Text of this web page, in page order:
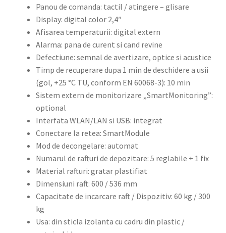
Panou de comanda: tactil / atingere – glisare
Display: digital color 2,4″
Afisarea temperaturii: digital extern
Alarma: pana de curent si cand revine
Defectiune: semnal de avertizare, optice si acustice
Timp de recuperare dupa 1 min de deschidere a usii
(gol, +25 °C TU, conform EN 60068-3): 10 min
Sistem extern de monitorizare „SmartMonitoring”:
optional
Interfata WLAN/LAN si USB: integrat
Conectare la retea: SmartModule
Mod de decongelare: automat
Numarul de rafturi de depozitare: 5 reglabile + 1 fix
Material rafturi: gratar plastifiat
Dimensiuni raft: 600 / 536 mm
Capacitate de incarcare raft / Dispozitiv: 60 kg / 300
kg
Usa: din sticla izolanta cu cadru din plastic /